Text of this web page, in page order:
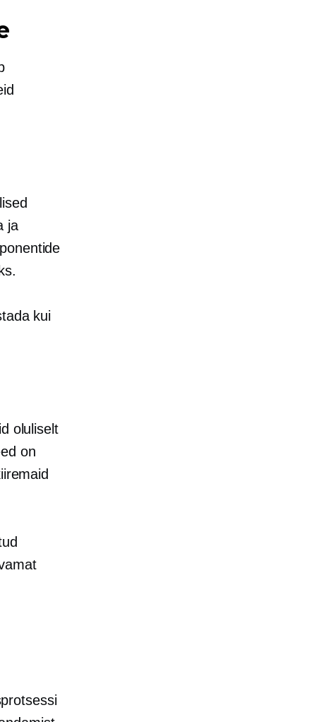
ja
kui
oluliselt
on